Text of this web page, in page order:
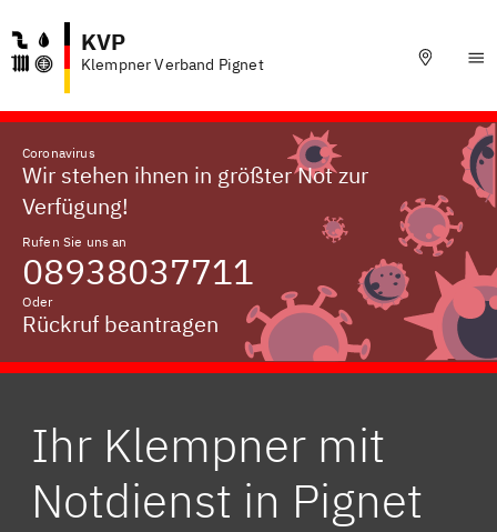
KVP
Klempner Verband Pignet
Coronavirus
Wir stehen ihnen in größter Not zur
Verfügung!
Rufen Sie uns an
08938037711
Oder
Rückruf beantragen
Ihr Klempner mit
Notdienst in Pignet